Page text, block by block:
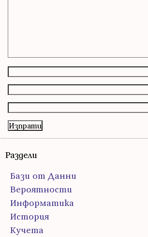
Раздели
Бази от Данни
Вероятности
Информатика
История
Кучета